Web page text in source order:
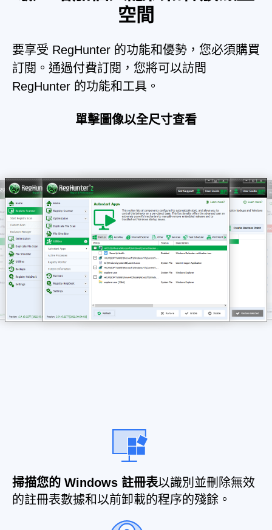
空間
要享受 RegHunter 的功能和優勢，您必須購買
訂閱。通過付費訂閱，您將可以訪問
RegHunter 的功能和工具。
單擊圖像以全尺寸查看
掃描您的 Windows 註冊表以識別並刪除無效
的註冊表數據和以前卸載的程序的殘餘。